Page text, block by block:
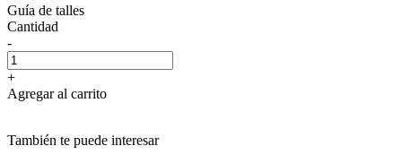
Guía de talles
Cantidad
-
+
Agregar al carrito
También te puede interesar